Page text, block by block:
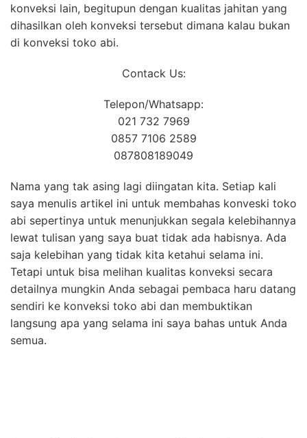
konveksi lain, begitupun dengan kualitas jahitan yang
dihasilkan oleh konveksi tersebut dimana kalau bukan
di konveksi toko abi.
Contack Us:
Telepon/Whatsapp:
021 732 7969
0857 7106 2589
087808189049
Nama yang tak asing lagi diingatan kita. Setiap kali
saya menulis artikel ini untuk membahas konveski toko
abi sepertinya untuk menunjukkan segala kelebihannya
lewat tulisan yang saya buat tidak ada habisnya. Ada
saja kelebihan yang tidak kita ketahui selama ini.
Tetapi untuk bisa melihan kualitas konveksi secara
detailnya mungkin Anda sebagai pembaca haru datang
sendiri ke konveksi toko abi dan membuktikan
langsung apa yang selama ini saya bahas untuk Anda
semua.